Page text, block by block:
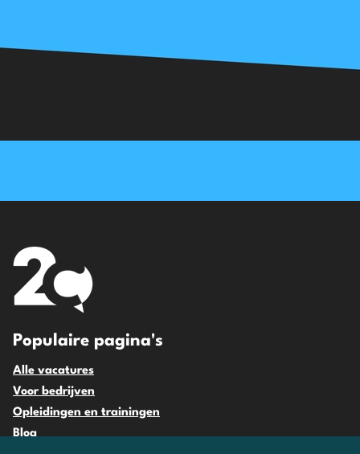
Populaire pagina's
Alle vacatures
Voor bedrijven
Opleidingen en trainingen
Blog